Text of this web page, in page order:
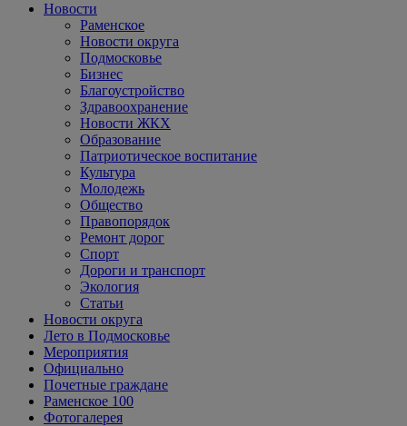
Новости
Раменское
Новости округа
Подмосковье
Бизнес
Благоустройство
Здравоохранение
Новости ЖКХ
Образование
Патриотическое воспитание
Культура
Молодежь
Общество
Правопорядок
Ремонт дорог
Спорт
Дороги и транспорт
Экология
Статьи
Новости округа
Лето в Подмосковье
Мероприятия
Официально
Почетные граждане
Раменское 100
Фотогалерея